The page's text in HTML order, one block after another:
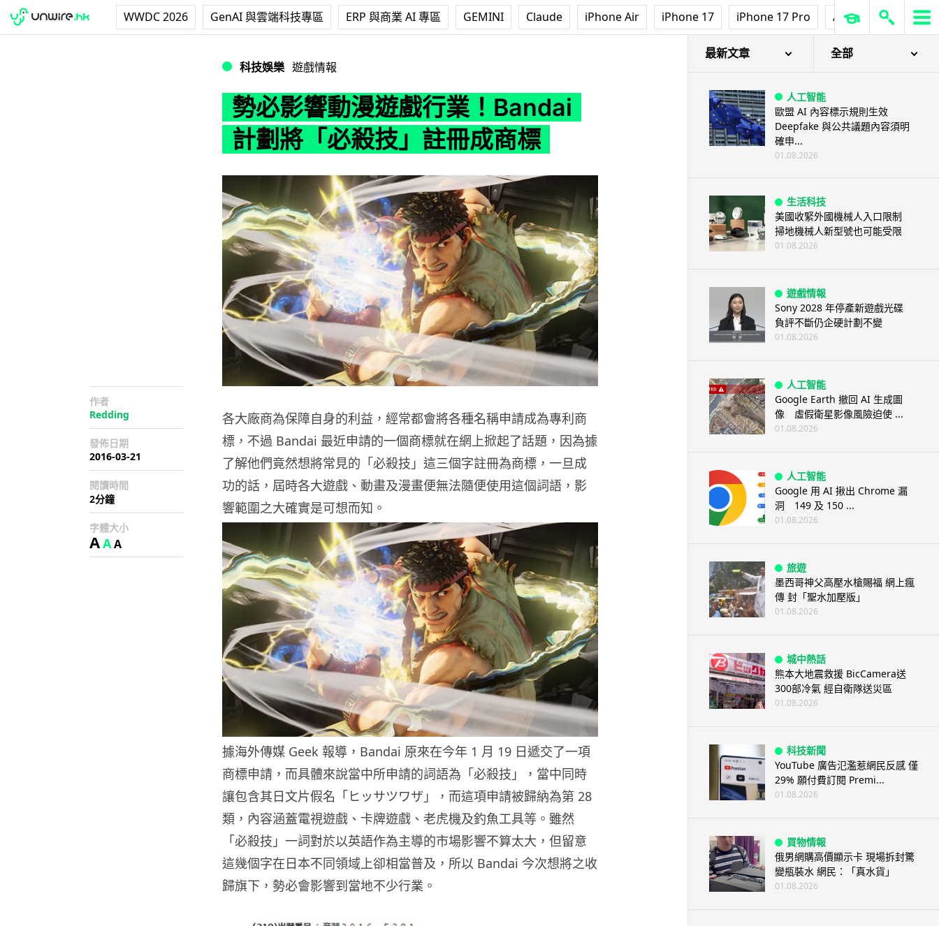
WWDC 2026 GenAI 與雲端科技專區 ERP 與商業 AI 專區 GEMINI Claude iPhone Air iPhone 17 iPhone 17 Pro AirPods Pro 3
科技娛樂 遊戲情報
勢必影響動漫遊戲行業！Bandai
計劃將「必殺技」註冊成商標
作者
Redding
發佈日期
2016-03-21
閱讀時間
2分鐘
字體大小
AAA
各大廠商為保障自身的利益，經常都會將各種名稱申請成為專利商
標，不過 Bandai 最近申請的一個商標就在網上掀起了話題，因為據
了解他們竟然想將常見的「必殺技」這三個字註冊為商標，一旦成
功的話，屆時各大遊戲、動畫及漫畫便無法隨便使用這個詞語，影
響範圍之大確實是可想而知。
據海外傳媒 Geek 報導，Bandai 原來在今年 1 月 19 日遞交了一項
商標申請，而具體來說當中所申請的詞語為「必殺技」，當中同時
讓包含其日文片假名「ヒッサツワザ」，而這項申請被歸納為第 28
類，內容涵蓋電視遊戲、卡牌遊戲、老虎機及釣魚工具等。雖然
「必殺技」一詞對於以英語作為主導的市場影響不算太大，但留意
這幾個字在日本不同領域上卻相當普及，所以 Bandai 今次想將之收
歸旗下，勢必會影響到當地不少行業。
最新文章 全部
人工智能
歐盟 AI 內容標示規則生效
Deepfake 與公共議題內容須明
確申...
01.08.2026
生活科技
美國收緊外國機械人入口限制
掃地機械人新型號也可能受限
01.08.2026
遊戲情報
Sony 2028 年停產新遊戲光碟
負評不斷仍企硬計劃不變
01.08.2026
人工智能
Google Earth 撤回 AI 生成圖
像 虛假衛星影像風險迫使 ...
01.08.2026
人工智能
Google 用 AI 揪出 Chrome 漏
洞 149 及 150 ...
01.08.2026
旅遊
墨西哥神父高壓水槍賜福 網上瘋
傳 封「聖水加壓版」
01.08.2026
城中熱話
熊本大地震救援 BicCamera送
300部冷氣 經自衛隊送災區
01.08.2026
科技新聞
YouTube 廣告氾濫惹網民反感 僅
29% 願付費訂閱 Premi...
01.08.2026
買物情報
俄男網購高價顯示卡 現場拆封驚
變瓶裝水 網民：「真水貨」
01.08.2026